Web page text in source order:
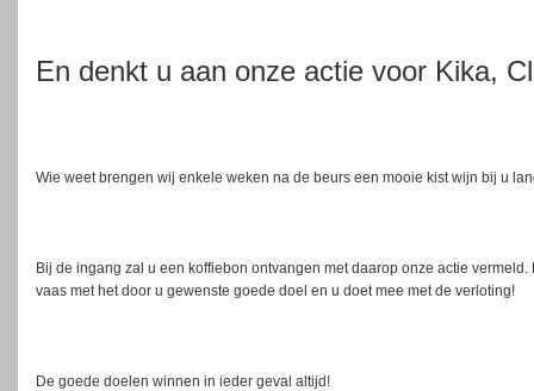
En denkt u aan onze actie voor Kika,
Wie weet brengen wij enkele weken na de beurs een mooie kist wijn bij u
Bij de ingang zal u een koffiebon ontvangen met daarop onze actie
vaas met het door u gewenste goede doel en u doet mee met de verloting!
De goede doelen winnen in ieder geval altijd!